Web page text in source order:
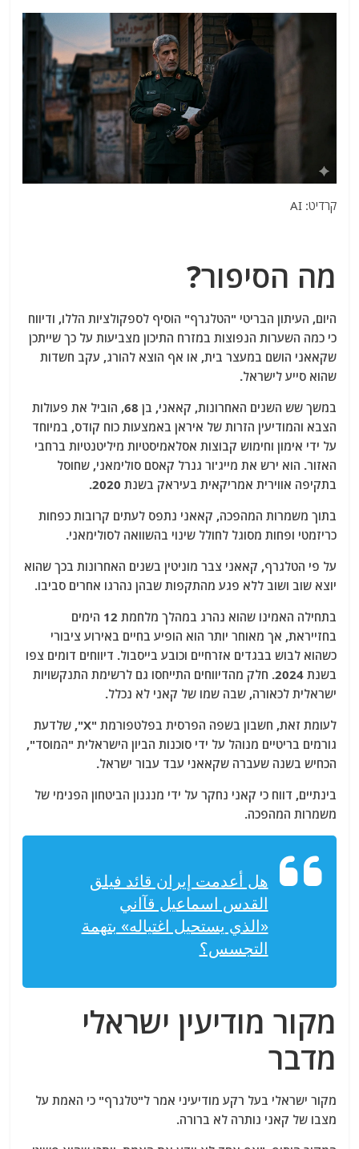
קרדיט: AI
מה הסיפור?
היום, העיתון הבריטי "הטלגרף" הוסיף לספקולציות הללו, ודיווח
כי כמה השערות הנפוצות במזרח התיכון מצביעות על כך שייתכן
שקאאני הושם במעצר בית, או אף הוצא להורג, עקב חשדות
שהוא סייע לישראל.
במשך שש השנים האחרונות, קאאני, בן 68, הוביל את פעולות
הצבא והמודיעין הזרות של איראן באמצעות כוח קודס, במיוחד
על ידי אימון וחימוש קבוצות אסלאמיסטיות מיליטנטיות ברחבי
האזור. הוא ירש את מייג'ור גנרל קאסם סולימאני, שחוסל
בתקיפה אווירית אמריקאית בעיראק בשנת 2020.
בתוך משמרות המהפכה, קאאני נתפס לעתים קרובות כפחות
כריזמטי ופחות מסוגל לחולל שינוי בהשוואה לסולימאני.
על פי הטלגרף, קאאני צבר מוניטין בשנים האחרונות בכך שהוא
יוצא שוב ושוב ללא פגע מהתקפות שבהן נהרגו אחרים סביבו.
בתחילה האמינו שהוא נהרג במהלך מלחמת 12 הימים
בחזייראת, אך מאוחר יותר הוא הופיע בחיים באירוע ציבורי
כשהוא לבוש בבגדים אזרחיים וכובע בייסבול. דיווחים דומים צפו
בשנת 2024. חלק מהדיווחים התייחסו גם לרשימת התנקשויות
ישראלית לכאורה, שבה שמו של קאני לא נכלל.
לעומת זאת, חשבון בשפה הפרסית בפלטפורמת "X", שלדעת
גורמים בריטיים מנוהל על ידי סוכנות הביון הישראלית "המוסד",
הכחיש בשנה שעברה שקאאני עבד עבור ישראל.
בינתיים, דווח כי קאני נחקר על ידי מנגנון הביטחון הפנימי של
משמרות המהפכה.
هل أعدمت إيران قائد فيلق
القدس اسماعيل قآاني
«الذي يستحيل اغتياله» بتهمة
التجسس؟
מקור מודיעין ישראלי
מדבר
מקור ישראלי בעל רקע מודיעיני אמר ל"טלגרף" כי האמת על
מצבו של קאני נותרה לא ברורה.